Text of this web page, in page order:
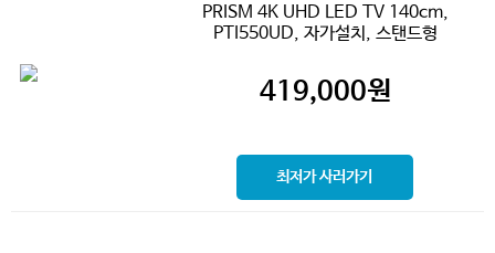
PRISM 4K UHD LED TV 140cm,
PTI550UD, 자가설치, 스탠드형
419,000원
최저가 사러가기